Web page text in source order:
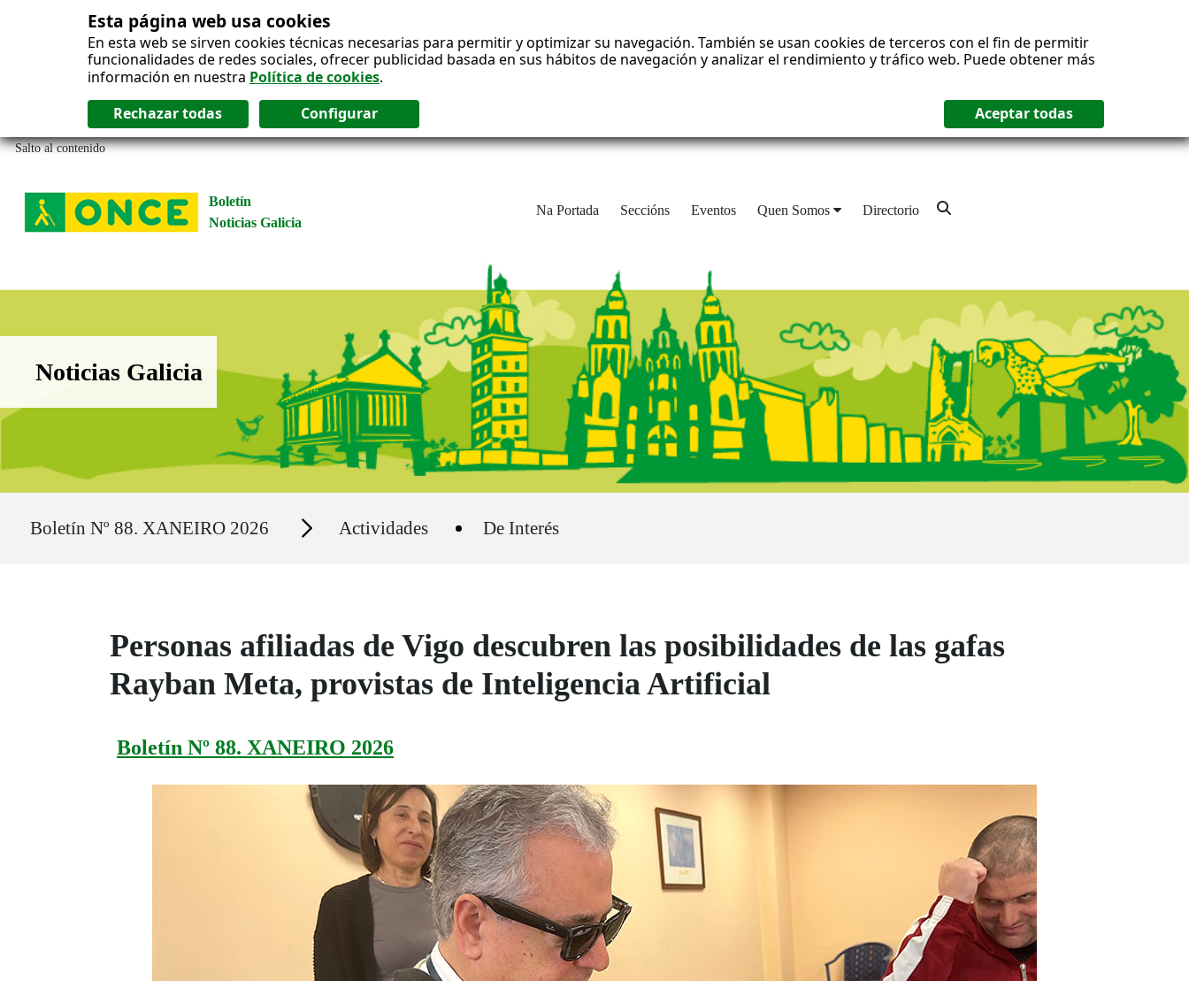
Esta página web usa cookies
En esta web se sirven cookies técnicas necesarias para permitir y optimizar su navegación. También se usan cookies de terceros con el fin de permitir
funcionalidades de redes sociales, ofrecer publicidad basada en sus hábitos de navegación y analizar el rendimiento y tráfico web. Puede obtener más
información en nuestra Política de cookies.
Salto al contenido
Boletín
Noticias Galicia
Na Portada Seccións Eventos Quen Somos Directorio
Boletín Noticias Galicia
Noticias Galicia
Boletín Nº 88. XANEIRO 2026 Secciones Actividades De Interés
Personas afiliadas de Vigo descubren las posibilidades de las gafas
Rayban Meta, provistas de Inteligencia Artificial
Boletín Nº 88. XANEIRO 2026